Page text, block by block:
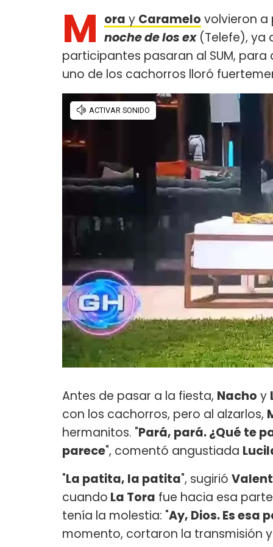
M ora y Caramelo volvieron a
noche de los ex(Telefe), ya
participantes pasaran al SUM,
uno de los cachorros lloró
Antes de pasar a la fiesta, Nacho y
con los cachorros, pero al alzarlos,
hermanitos. "Pará, pará. ¿Qué te
parece", comentó angustiada
"La patita, la patita", sugirió
cuando La Tora fue hacia esa
tenía la molestia: "Ay, Dios. Es esa
momento, cortaron la transmisión